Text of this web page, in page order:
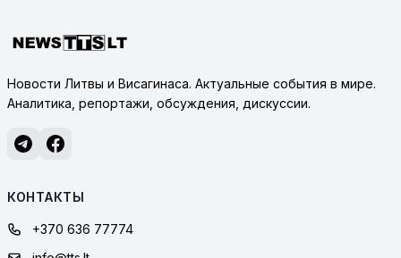
Новости Литвы и Висагинаса. Актуальные события в мире.
Аналитика, репортажи, обсуждения, дискуссии.
КОНТАКТЫ
+370 636 77774